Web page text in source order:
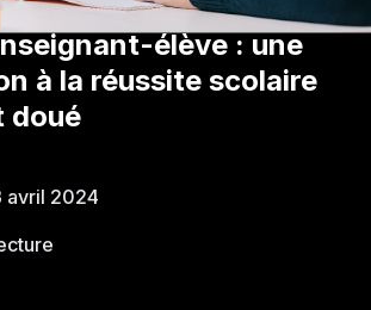
élève : une
à la réussite scolaire
doué
avril 2024